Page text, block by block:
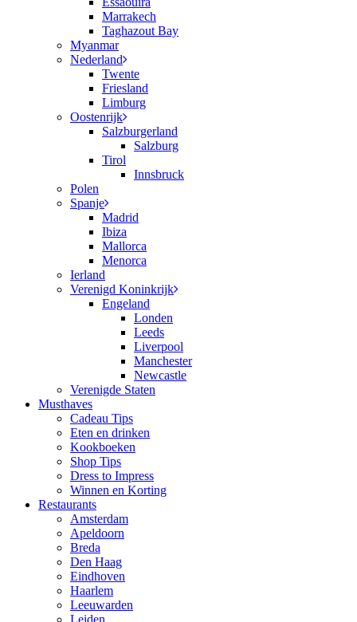
Marrakech
Taghazout Bay
Myanmar
Nederland
Twente
Friesland
Limburg
Oostenrijk
Salzburgerland
Salzburg
Tirol
Innsbruck
Polen
Spanje
Madrid
Ibiza
Mallorca
Menorca
Ierland
Verenigd Koninkrijk
Engeland
Londen
Leeds
Liverpool
Manchester
Newcastle
Verenigde Staten
Musthaves
Cadeau Tips
Eten en drinken
Kookboeken
Shop Tips
Dress to Impress
Winnen en Korting
Restaurants
Amsterdam
Apeldoorn
Breda
Den Haag
Eindhoven
Haarlem
Leeuwarden
Leiden